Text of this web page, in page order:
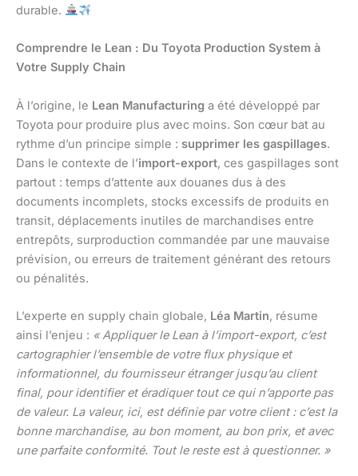
durable.
Comprendre le Lean : Du Toyota Production System à
Votre Supply Chain
À l’origine, le Lean Manufacturing a été développé par
Toyota pour produire plus avec moins. Son cœur bat au
rythme d’un principe simple : supprimer les gaspillages.
Dans le contexte de l’import-export, ces gaspillages sont
partout : temps d’attente aux douanes dus à des
documents incomplets, stocks excessifs de produits en
transit, déplacements inutiles de marchandises entre
entrepôts, surproduction commandée par une mauvaise
prévision, ou erreurs de traitement générant des retours
ou pénalités.
L’experte en supply chain globale, Léa Martin, résume
ainsi l’enjeu : « Appliquer le Lean à l’import-export, c’est
cartographier l’ensemble de votre flux physique et
informationnel, du fournisseur étranger jusqu’au client
final, pour identifier et éradiquer tout ce qui n’apporte pas
de valeur. La valeur, ici, est définie par votre client : c’est la
bonne marchandise, au bon moment, au bon prix, et avec
une parfaite conformité. Tout le reste est à questionner. »